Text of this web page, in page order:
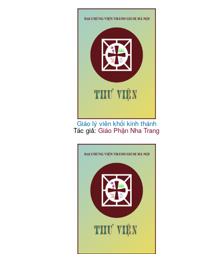
Giáo lý viên khối kinh thánh
Tác giả:Giáo Phận Nha Trang